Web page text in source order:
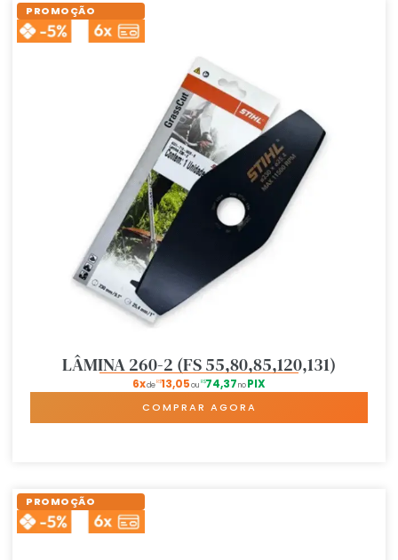
LÂMINA 260-2 (FS 55,80,85,120,131)
6xdeR$13,05ou R$74,37noPIX
COMPRAR AGORA
PROMOÇÃO
PROMOÇÃO